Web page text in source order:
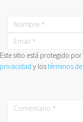
Este sitio está protegido por
privacidad y lostérminos